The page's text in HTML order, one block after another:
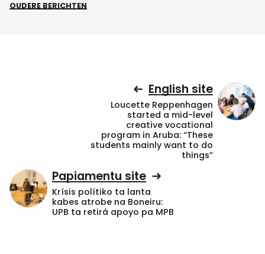
OUDERE BERICHTEN
English site
Loucette Reppenhagen
started a mid-level
creative vocational
program in Aruba: “These
students mainly want to do
things”
Papiamentu site
Krísis polítiko ta lanta
kabes atrobe na Boneiru:
UPB ta retirá apoyo pa MPB